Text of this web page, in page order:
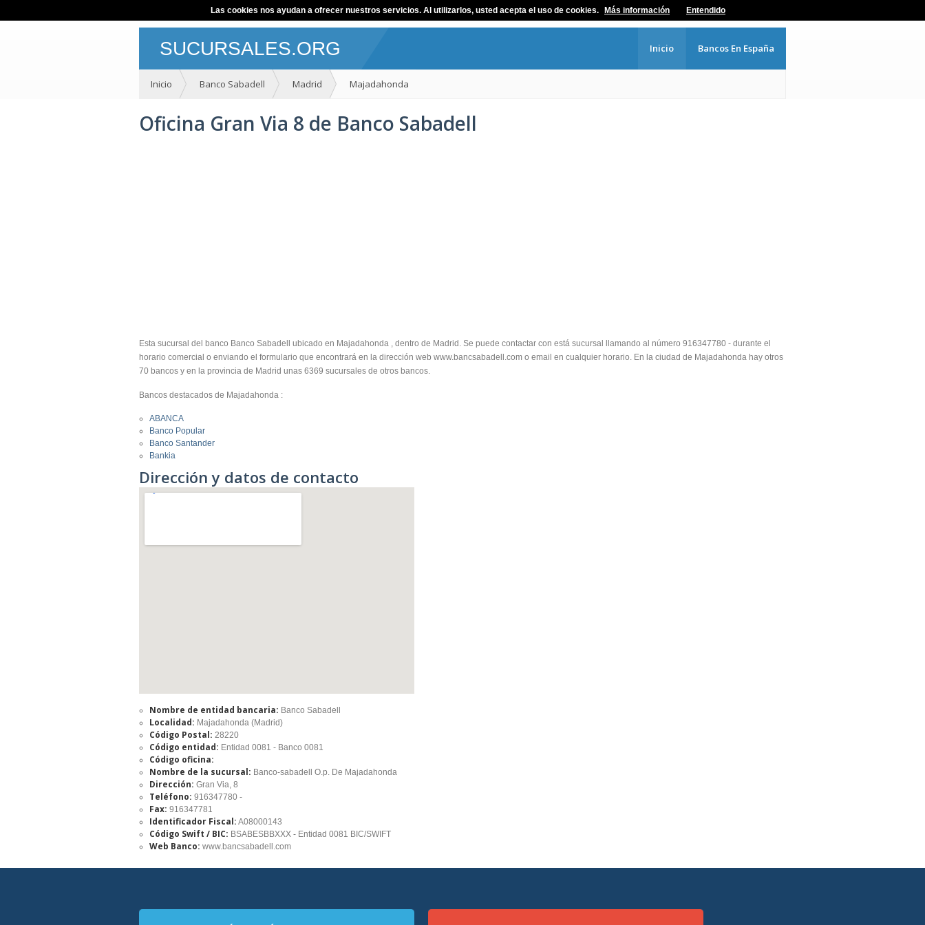
SUCURSALES.ORG Inicio Bancos En España
Inicio Banco Sabadell Madrid Majadahonda
Oficina Gran Via 8 de Banco Sabadell
Esta sucursal del banco Banco Sabadell ubicado en Majadahonda , dentro de Madrid. Se puede contactar con está sucursal llamando al número 916347780 - durante el
horario comercial o enviando el formulario que encontrará en la dirección web www.bancsabadell.com o email en cualquier horario. En la ciudad de Majadahonda hay otros
70 bancos y en la provincia de Madrid unas 6369 sucursales de otros bancos.
Bancos destacados de Majadahonda :
ABANCA
Banco Popular
Banco Santander
Bankia
Dirección y datos de contacto
Nombre de entidad bancaria: Banco Sabadell
Localidad: Majadahonda (Madrid)
Código Postal: 28220
Código entidad: Entidad 0081 - Banco 0081
Código oficina:
Nombre de la sucursal: Banco-sabadell O.p. De Majadahonda
Dirección: Gran Via, 8
Teléfono: 916347780 -
Fax: 916347781
Identificador Fiscal: A08000143
Código Swift / BIC: BSABESBBXXX - Entidad 0081 BIC/SWIFT
Web Banco: www.bancsabadell.com
Las cookies nos ayudan a ofrecer nuestros servicios. Al utilizarlos, usted acepta el uso de cookies. Más información Entendido